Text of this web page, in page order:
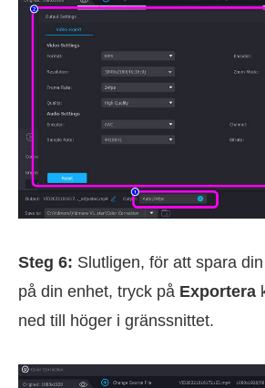
Steg 6: Slutligen, för att spara
på din enhet, tryck på Exportera
ned till höger i gränssnittet.